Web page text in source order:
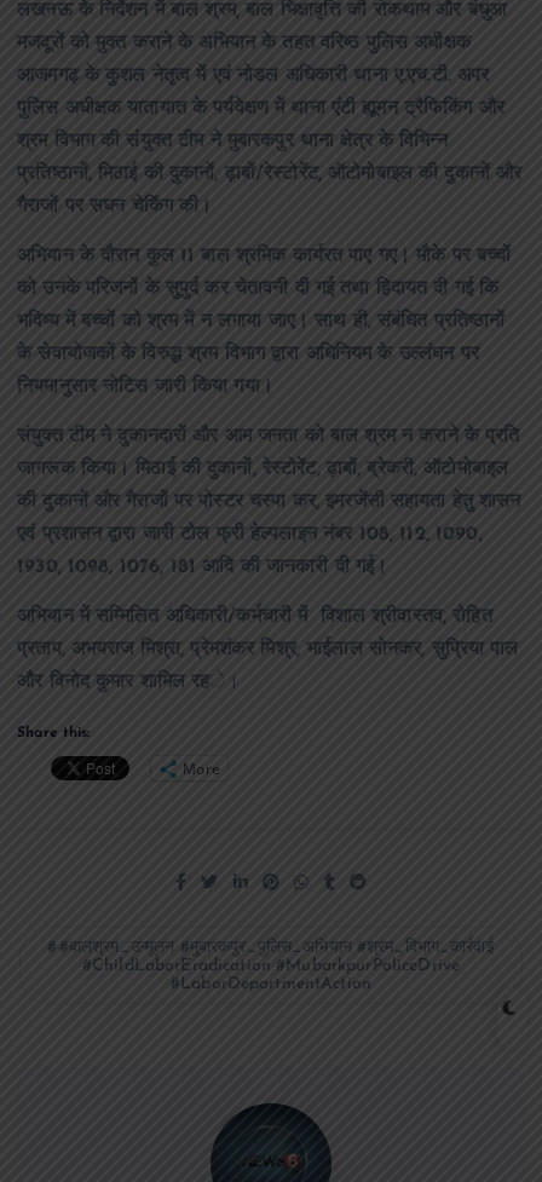
लखनऊ के निर्देशन में बाल श्रम, बाल भिक्षावृत्ति की रोकथाम और बंधुआ
मजदूरों को मुक्त कराने के अभियान के तहत वरिष्ठ पुलिस अधीक्षक
आजमगढ़ के कुशल नेतृत्व में एवं नोडल अधिकारी थाना ए.एच.टी. अपर
पुलिस अधीक्षक यातायात के पर्यवेक्षण में थाना एंटी ह्यूमन ट्रैफिकिंग और
श्रम विभाग की संयुक्त टीम ने मुबारकपुर थाना क्षेत्र के विभिन्न
प्रतिष्ठानों, मिठाई की दुकानों, ढ़ाबों/रेस्टोरेंट, ऑटोमोबाइल की दुकानों और
गैराजों पर सघन चेकिंग की।
अभियान के दौरान कुल 11 बाल श्रमिक कार्यरत पाए गए। मौके पर बच्चों
को उनके परिजनों के सुपुर्द कर चेतावनी दी गई तथा हिदायत दी गई कि
भविष्य में बच्चों को श्रम में न लगाया जाए। साथ ही, संबंधित प्रतिष्ठानों
के सेवायोजकों के विरुद्ध श्रम विभाग द्वारा अधिनियम के उल्लंघन पर
नियमानुसार नोटिस जारी किया गया।
संयुक्त टीम ने दुकानदारों और आम जनता को बाल श्रम न कराने के प्रति
जागरूक किया। मिठाई की दुकानों, रेस्टोरेंट, ढ़ाबों, ब्रेकरी, ऑटोमोबाइल
की दुकानों और गैराजों पर पोस्टर चस्पा कर, इमरजेंसी सहायता हेतु शासन
एवं प्रशासन द्वारा जारी टोल फ्री हेल्पलाइन नंबर 108, 112, 1090,
1930, 1098, 1076, 181 आदि की जानकारी दी गई।
अभियान में सम्मिलित अधिकारी/कर्मचारी में विशाल श्रीवास्तव, रोहित
प्रताप, अभयराज मिश्रा, प्रेमशंकर मिश्र, भाईलाल सोनकर, सुप्रिया पाल
और विनोद कुमार शामिल रहे।
Share this:
More
#बालश्रम_उन्मूलन #मुबारकपुर_पुलिस_अभियान #श्रम_विभाग_कार्रवाई
#ChildLaborEradication #MubarkpurPoliceDrive
#LaborDepartmentAction